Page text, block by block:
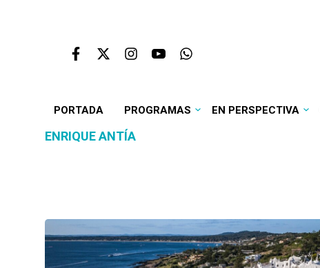
PORTADA PROGRAMAS EN PERSPECTIVA
ENRIQUE ANTÍA